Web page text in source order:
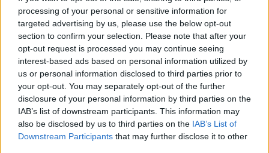
processing of your personal or sensitive information for
targeted advertising by us, please use the below opt-out
section to confirm your selection. Please note that after your
opt-out request is processed you may continue seeing
interest-based ads based on personal information utilized by
us or personal information disclosed to third parties prior to
your opt-out. You may separately opt-out of the further
disclosure of your personal information by third parties on the
IAB’s list of downstream participants. This information may
also be disclosed by us to third parties on the IAB’s List of
Downstream Participants that may further disclose it to other
gość
Forum:
Choroby gardła
Czy ta zmiana może być nowotworem?
Witam. 3 tygodnie temu rozpoczęła się u mnie infekcja
wirusowa. Udało się ją wyleczyć naturalnie, natomiast
zauważyłam w migdale kamień, pod naciskiem